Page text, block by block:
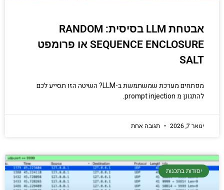
אבטחת LLM בסיסית: RANDOM
SEQUENCE ENCLOSURE או פרומפט
SALT
מפתחים מערכת שמשתמשת ב-LLM? השיטה הזו תסייע לכם
להתגונן מ prompt injection.
ינואר 7, 2026 תגובה אחת
יסודות בתכנות